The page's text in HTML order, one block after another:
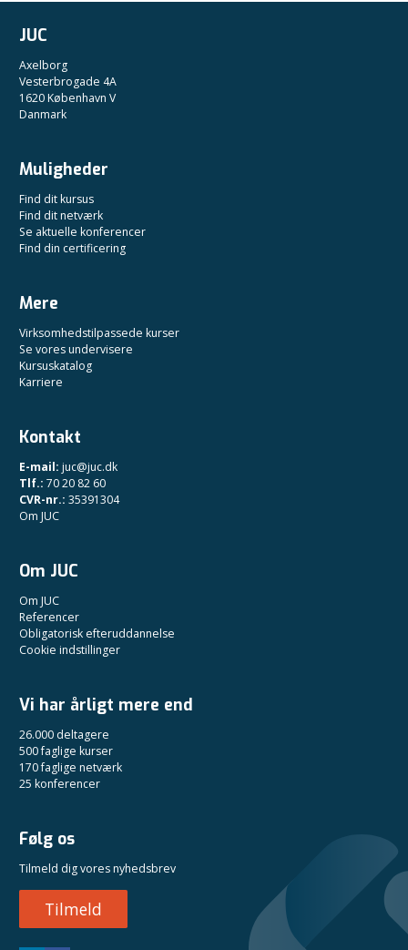
JUC
Axelborg
Vesterbrogade 4A
1620 København V
Danmark
Muligheder
Find dit kursus
Find dit netværk
Se aktuelle konferencer
Find din certificering
Mere
Virksomhedstilpassede kurser
Se vores undervisere
Kursuskatalog
Karriere
Kontakt
E-mail: juc@juc.dk
Tlf.: 70 20 82 60
CVR-nr.: 35391304
Om JUC
Om JUC
Om JUC
Referencer
Obligatorisk efteruddannelse
Cookie indstillinger
Vi har årligt mere end
26.000 deltagere
500 faglige kurser
170 faglige netværk
25 konferencer
Følg os
Tilmeld dig vores nyhedsbrev
Tilmeld